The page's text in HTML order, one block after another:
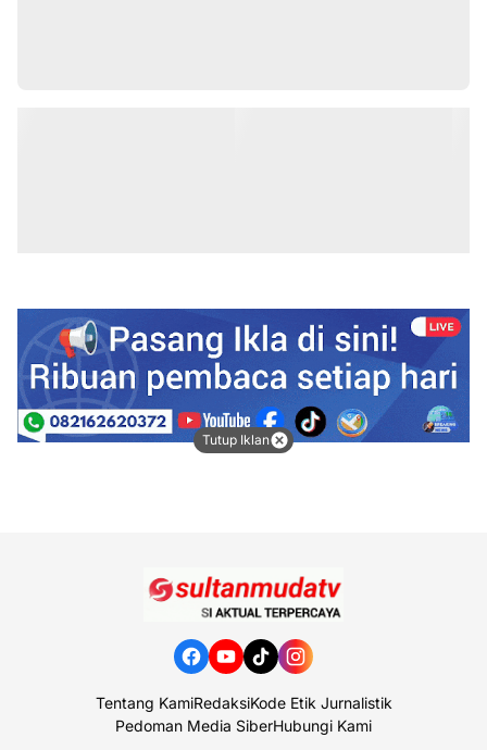
Tutup Iklan
Tentang KamiRedaksiKode Etik Jurnalistik
Pedoman Media SiberHubungi Kami